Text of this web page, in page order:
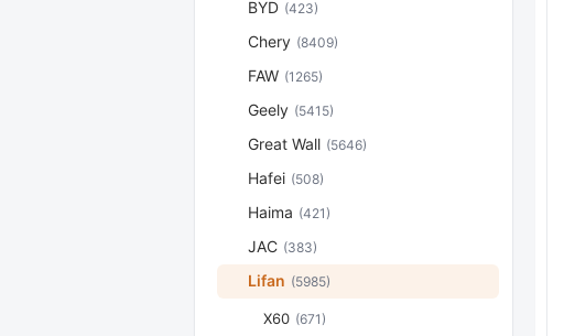
BYD (423)
Chery (8409)
FAW (1265)
Geely (5415)
Great Wall (5646)
Hafei (508)
Haima (421)
JAC (383)
Lifan (5985)
X60 (671)